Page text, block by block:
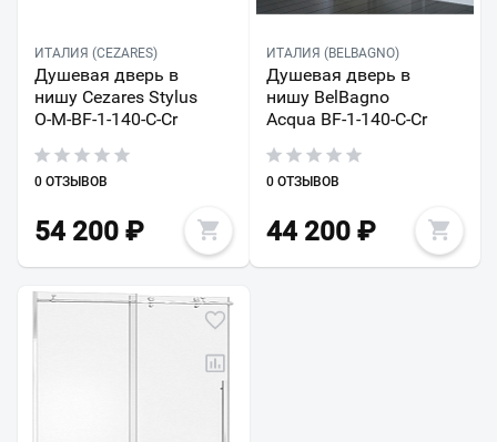
ИТАЛИЯ (CEZARES)
Душевая дверь в
нишу Cezares Stylus
O-M-BF-1-140-C-Cr
0 ОТЗЫВОВ
54 200 ₽
ИТАЛИЯ (BELBAGNO)
Душевая дверь в
нишу BelBagno
Acqua BF-1-140-C-Cr
0 ОТЗЫВОВ
44 200₽